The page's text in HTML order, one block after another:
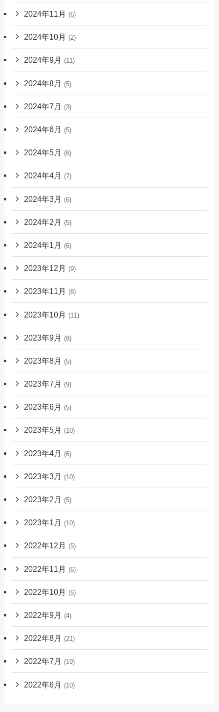
2024年11月 (6)
2024年10月 (2)
2024年9月 (11)
2024年8月 (5)
2024年7月 (3)
2024年6月 (5)
2024年5月 (6)
2024年4月 (7)
2024年3月 (6)
2024年2月 (5)
2024年1月 (6)
2023年12月 (9)
2023年11月 (8)
2023年10月 (11)
2023年9月 (8)
2023年8月 (5)
2023年7月 (9)
2023年6月 (5)
2023年5月 (10)
2023年4月 (6)
2023年3月 (10)
2023年2月 (5)
2023年1月 (10)
2022年12月 (5)
2022年11月 (6)
2022年10月 (5)
2022年9月 (4)
2022年8月 (21)
2022年7月 (19)
2022年6月 (10)